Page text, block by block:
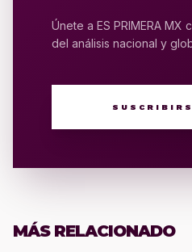
Únete a ES PRIMERA MX
del análisis nacional y
MÁS RELACIONADO